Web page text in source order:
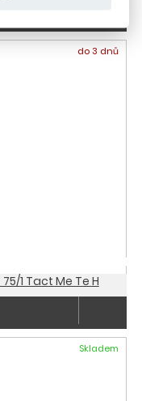
do 3 dnů
1 Tact Me Te H
Skladem